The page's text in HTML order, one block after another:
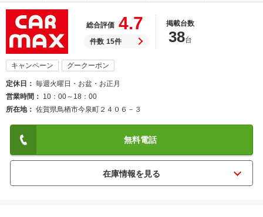
総合評価 4.7
件数 15件
掲載台数
38台
キャンペーン グークーポン
定休日
毎週火曜日・お盆・お正月
営業時間
10：00～18：00
所在地
佐賀県鳥栖市今泉町２４０６－３
無料電話